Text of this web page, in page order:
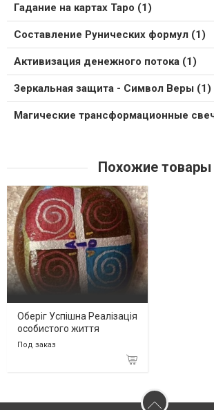
Гадание на картах Таро (1)
Составление Рунических формул (1)
Активизация денежного потока (1)
Зеркальная защита - Символ Веры (1)
Магические трансформационные
Похожие товары
Оберіг Успішна Реалізація
особистого життя
Под заказ